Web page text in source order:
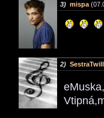
3) mispa
2)